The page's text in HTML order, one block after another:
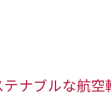
ナブルな航